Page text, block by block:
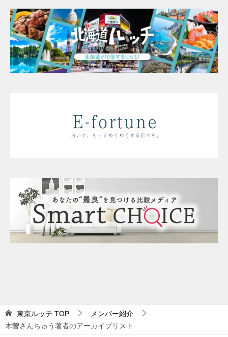
東京ルッチ TOP
メンバー紹介
木曽さんちゅう著者のアーカイブリスト